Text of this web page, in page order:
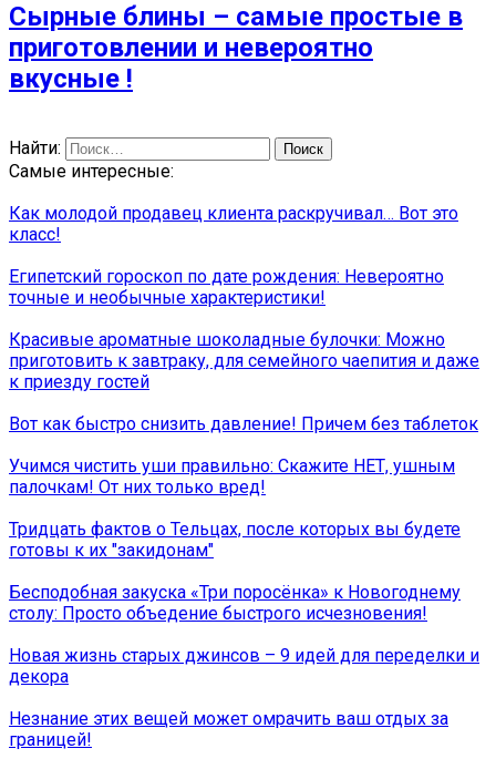
Сырные блины – самые простые в
приготовлении и невероятно
вкусные !
Найти:
Самые интересные:
Как молодой продавец клиента раскручивал… Вот это
класс!
Египетский гороскоп по дате рождения: Невероятно
точные и необычные характеристики!
Красивые ароматные шоколадные булочки: Можно
приготовить к завтраку, для семейного чаепития и даже
к приезду гостей
Вот как быстро снизить давление! Причем без таблеток
Учимся чистить уши правильно: Скажите НЕТ, ушным
палочкам! От них только вред!
Тридцать фактов о Тельцах, после которых вы будете
готовы к их ″закидонам″
Бесподобная закуска «Три поросёнка» к Новогоднему
столу: Просто объедение быстрого исчезновения!
Новая жизнь старых джинсов – 9 идей для переделки и
декора
Незнание этих вещей может омрачить ваш отдых за
границей!